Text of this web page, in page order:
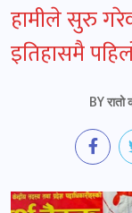
हामीले सुरु
इतिहासमै
BYरातो